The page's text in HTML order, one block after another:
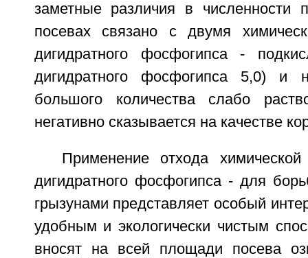
заметные различия в
посевах связано с двумя
дигидратного фосфогипса -
дигидратного фосфогипса 5,0) и
большого количества слабо
негативно сказывается на качестве
Применение отхода
дигидратного фосфогипса - для
грызунами представляет особый
удобным и экологически чистым
вносят на всей площади посева